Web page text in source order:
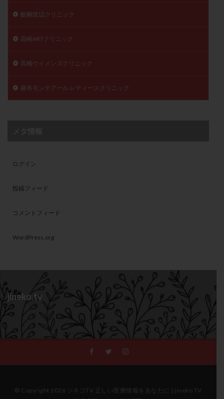
醍醐渡辺クリニック
高崎ARTクリニック
高橋ウイメンズクリニック
麻布モンテアール レディースクリニック
ログイン
投稿フィード
コメントフィード
WordPress.org
jineko.tv
© Copyright 2026 ジネコTV 正しい医療情報をあなたに | jineko TV